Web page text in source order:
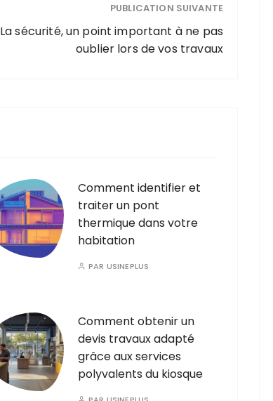
PUBLICATION SUIVANTE
La sécurité, un point important à ne pas
oublier lors de vos travaux
Comment identifier et
traiter un pont
thermique dans votre
habitation
PAR USINEPLUS
Comment obtenir un
devis travaux adapté
grâce aux services
polyvalents du kiosque